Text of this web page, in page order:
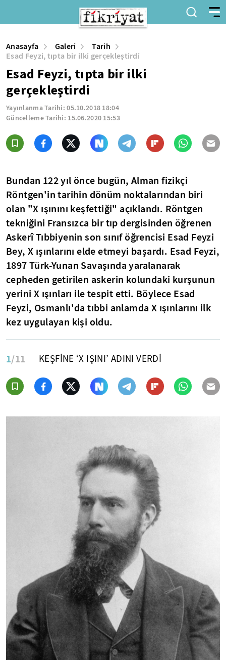
Anasayfa Galeri
Tarih
Esad Feyzi, tıpta bir ilki gerçekleştirdi
Esad Feyzi, tıpta bir ilki
gerçekleştirdi
Yayınlanma Tarihi:05.10.2018 18:04
Güncelleme Tarihi: 15.06.2020 15:53
Bundan 122 yıl önce bugün, Alman fizikçi
Röntgen'in tarihin dönüm noktalarından biri
olan "X ışınını keşfettiği" açıklandı. Röntgen
tekniğini Fransızca bir tıp dergisinden öğrenen
Askerî Tıbbiyenin son sınıf öğrencisi Esad Feyzi
Bey, X ışınlarını elde etmeyi başardı. Esad Feyzi,
1897 Türk-Yunan Savaşında yaralanarak
cepheden getirilen askerin kolundaki kurşunun
yerini X ışınları ile tespit etti. Böylece Esad
Feyzi, Osmanlı'da tıbbi anlamda X ışınlarını ilk
kez uygulayan kişi oldu.
1/11 KEŞFİNE ‘X IŞINI’ ADINI VERDİ